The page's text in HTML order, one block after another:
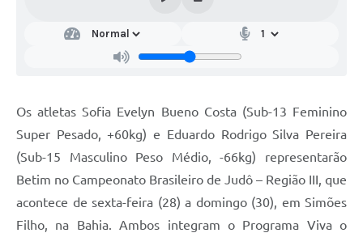
Os atletas Sofia Evelyn Bueno Costa (Sub-13 Feminino
Super Pesado, +60kg) e Eduardo Rodrigo Silva Pereira
(Sub-15 Masculino Peso Médio, -66kg) representarão
Betim no Campeonato Brasileiro de Judô – Região III, que
acontece de sexta-feira (28) a domingo (30), em Simões
Filho, na Bahia. Ambos integram o Programa Viva o